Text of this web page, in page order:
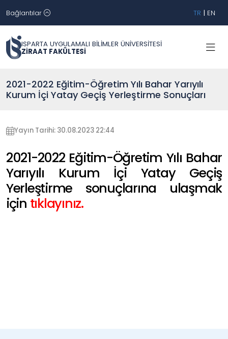
Bağlantılar TR | EN
ISPARTA UYGULAMALI BİLİMLER ÜNİVERSİTESİ
ZİRAAT FAKÜLTESİ
2021-2022 Eğitim-Öğretim Yılı Bahar Yarıyılı
Kurum İçi Yatay Geçiş Yerleştirme Sonuçları
Yayın Tarihi: 30.08.2023 22:44
2021-2022 Eğitim-Öğretim Yılı Bahar
Yarıyılı Kurum İçi Yatay Geçiş
Yerleştirme sonuçlarına ulaşmak
için tıklayınız.